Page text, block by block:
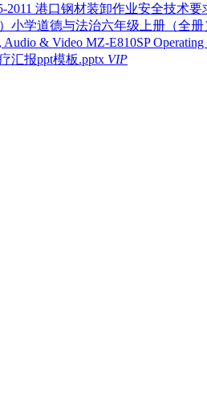
2011 港口钢材装卸作业安全技术要
小学道德与法治六年级上册（全
Audio & Video MZ-E810SP
汇报ppt模板.pptx VIP